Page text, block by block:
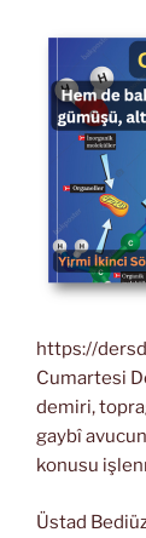
https://
Cumartesi
demiri,
gaybî
konusu
Üstad